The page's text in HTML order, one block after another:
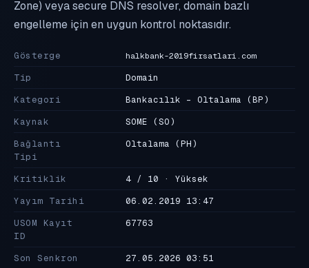
Zone) veya secure DNS resolver, domain bazlı
engelleme için en uygun kontrol noktasıdır.
Gösterge halkbank-2019firsatlari.com
Tip
Domain
Kategori
Bankacılık - Oltalama (BP)
Kaynak
SOME (SO)
Bağlantı
Tipi
Oltalama (PH)
Kritiklik
4 / 10 · Yüksek
Yayım Tarihi
06.02.2019 13:47
USOM Kayıt
ID
67763
Son Senkron 27.05.2026 03:51